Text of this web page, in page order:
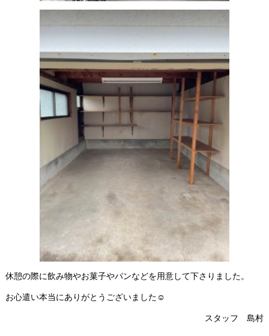
休憩の際に飲み物やお菓子やパンなどを用意して下さりました。
お心遣い本当にありがとうございました☺
スタッフ 島村